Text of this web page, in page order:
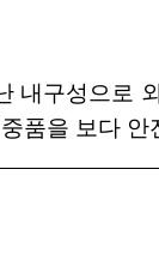
내구성으
품을 보다